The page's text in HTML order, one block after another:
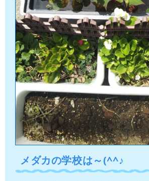
メダカの学校は～(^^♪